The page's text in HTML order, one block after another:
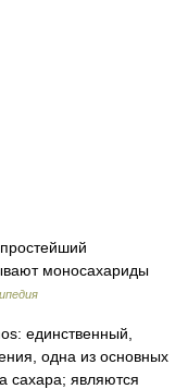
моносахариды
единственный,
одна из основных
сахара; являются